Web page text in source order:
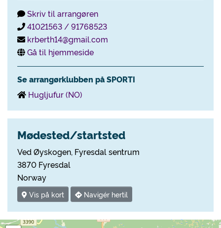
Skriv til arrangøren
41021563 / 91768523
krberth14@gmail.com
Gå til hjemmeside
Se arrangørklubben på SPORTI
Hugljufur (NO)
Mødested/startsted
Ved Øyskogen, Fyresdal sentrum
3870 Fyresdal
Norway
Vis på kort Navigér hertil